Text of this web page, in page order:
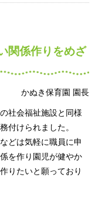
関係作りをめざ
かぬき保育園 園長
社会福祉施設と同様
付けられました。
どは気軽に職員に申
を作り園児が健やか
りたいと願っており